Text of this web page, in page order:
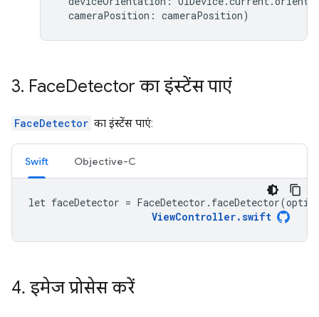
cameraPosition : cameraPosition)
3. FaceDetector का इंस्टेंस पाएं
FaceDetector का इंस्टेंस पाएं:
Swift Objective-C
let faceDetector =
ViewController.swift
4. इमेज प्रोसेस करें